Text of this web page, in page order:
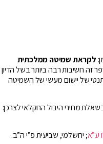
לקראת שמיטה ממלכתית
חשיבות רבה ביותר בשל הדיון
של יישום מעשי של השמיטה
מחירי היבול החקלאי לצרכן:
ע”א; ירושלמי, שביעית פ”י ה”ב.